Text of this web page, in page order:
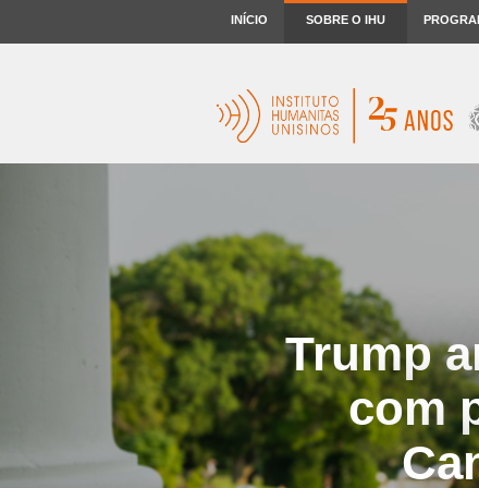
INÍCIO SOBRE O IHU
Trump
com